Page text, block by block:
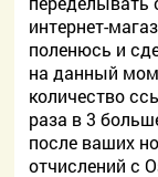
интернет-
поленюсь и
на данный
количество
раза в 3
после ваших
отчислений с